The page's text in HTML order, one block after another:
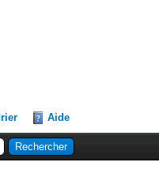
Aide